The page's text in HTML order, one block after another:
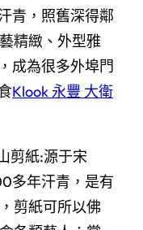
青，照舊深得鄰
精緻、外型雅
成為很多外埠門
Klook 永豐 大衛
剪紙:源于宋
多年汗青，是有
剪紙可所以佛